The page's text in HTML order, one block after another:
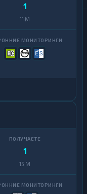
1
11 M
1
15 M